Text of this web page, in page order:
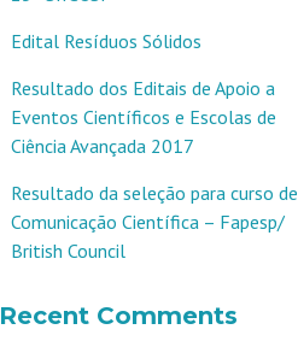
Edital Resíduos Sólidos
Resultado dos Editais de Apoio a
Eventos Científicos e Escolas de
Ciência Avançada 2017
Resultado da seleção para curso de
Comunicação Científica – Fapesp/
British Council
Recent Comments